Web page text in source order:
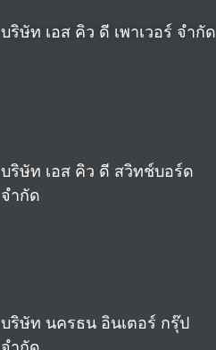
บริษัท เอส คิว ดี เพาเวอร์ จำกัด
บริษัท เอส คิว ดี สวิทช์บอร์ด
จำกัด
บริษัท นครธน อินเตอร์ กรุ๊ป